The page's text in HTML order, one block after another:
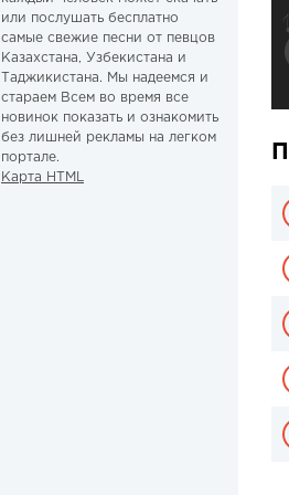
или послушать бесплатно
самые свежие песни от певцов
Казахстана, Узбекистана и
Таджикистана. Мы надеемся и
стараем Всем во время все
новинок показать и ознакомить
без лишней рекламы на легком
портале.
Карта HTML